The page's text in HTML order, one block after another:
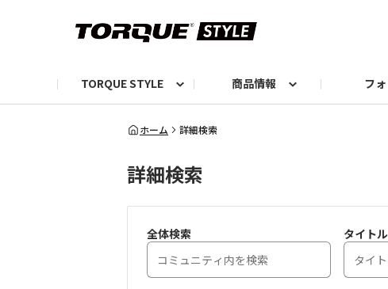
TORQUE STYLE
お知らせ TORQUIZ【投票企画】
商品情報
TORQUEニュース
フ
TORQUEフォト
自己紹介しよう
編集部の日常フォト
ホーム 詳細検索
詳細検索
全体検索 タイトル